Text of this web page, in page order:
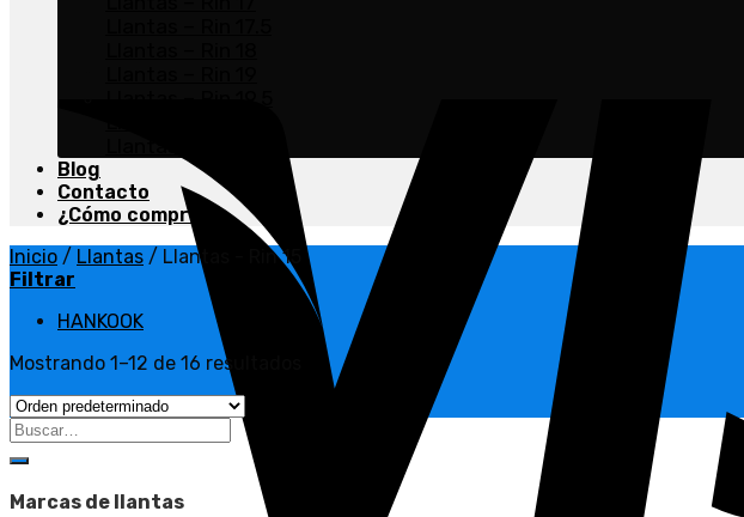
Blog
Contacto
¿Cómo comprar?
Inicio / Llantas / Llantas - Rin 15
Filtrar
HANKOOK
Mostrando 1–12 de 16 resultados
Buscar
por:
Marcas de llantas